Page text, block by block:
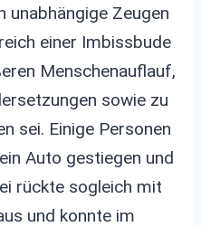
unabhängige Zeugen
einer Imbissbude
Menschenauflauf,
sowie zu
sei. Einige Personen
Auto gestiegen und
rückte sogleich mit
und konnte im